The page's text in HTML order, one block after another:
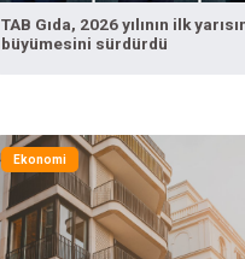
TAB Gıda, 2026 yılının ilk
büyümesini sürdürdü
Ekonomi